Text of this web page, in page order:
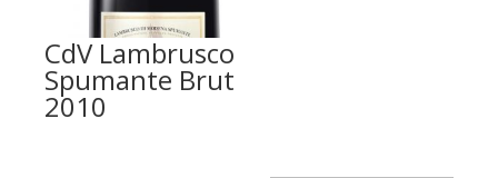
CdV Lambrusco
Spumante Brut
2010